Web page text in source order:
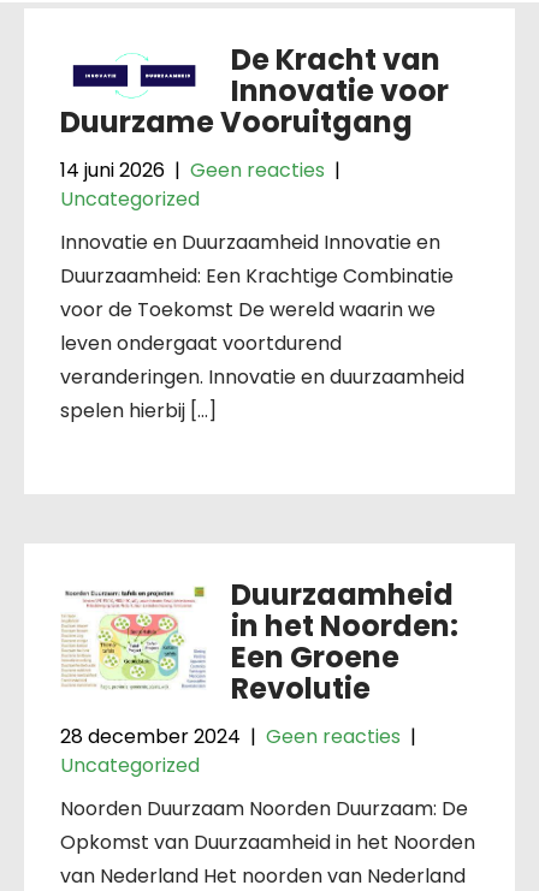
De Kracht van
Innovatie voor
Duurzame Vooruitgang
14 juni 2026 | Geen reacties |
Uncategorized
Innovatie en Duurzaamheid Innovatie en
Duurzaamheid: Een Krachtige Combinatie
voor de Toekomst De wereld waarin we
leven ondergaat voortdurend
veranderingen. Innovatie en duurzaamheid
spelen hierbij […]
Duurzaamheid
in het Noorden:
Een Groene
Revolutie
28 december 2024 | Geen reacties |
Uncategorized
Noorden Duurzaam Noorden Duurzaam: De
Opkomst van Duurzaamheid in het Noorden
van Nederland Het noorden van Nederland